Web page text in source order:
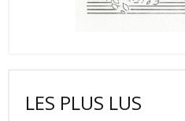
LES PLUS LUS